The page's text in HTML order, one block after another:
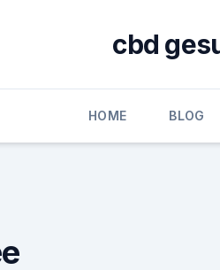
cbd
HOME BLOG